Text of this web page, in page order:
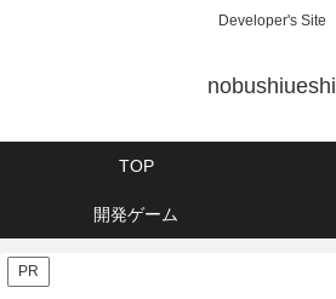
Developer's Site
nobushiueshi
TOP
開発ゲーム
PR